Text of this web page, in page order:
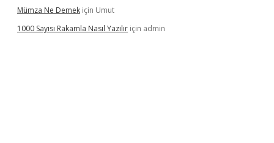
Mümza Ne Demek için Umut
1000 Sayısı Rakamla Nasıl Yazılır için admin